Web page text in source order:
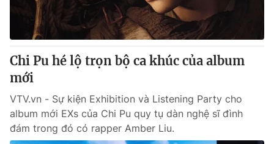
Thị trường
Tư vấn
Lịch phát sóng
Chuyên mục khác
Emagazine
Photo Infographic
Chi Pu hé lộ trọn bộ ca khúc của album
mới
VTV.vn - Sự kiện Exhibition và Listening Party cho
album mới EXs của Chi Pu quy tụ dàn nghệ sĩ đình
đám trong đó có rapper Amber Liu.